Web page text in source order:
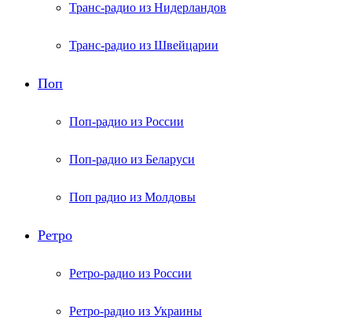
Транс-радио из Нидерландов
Транс-радио из Швейцарии
Поп
Поп-радио из России
Поп-радио из Беларуси
Поп радио из Молдовы
Ретро
Ретро-радио из России
Ретро-радио из Украины